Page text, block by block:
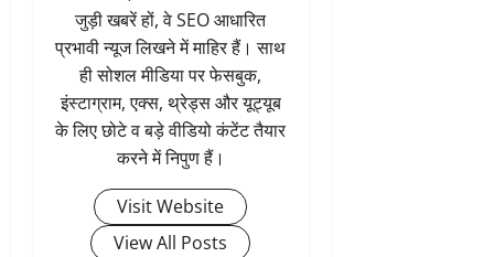
जुड़ी खबरें हों, वे SEO आधारित
प्रभावी न्यूज लिखने में माहिर हैं। साथ
ही सोशल मीडिया पर फेसबुक,
इंस्टाग्राम, एक्स, थ्रेड्स और यूट्यूब
के लिए छोटे व बड़े वीडियो कंटेंट तैयार
करने में निपुण हैं।
Visit Website
View All Posts